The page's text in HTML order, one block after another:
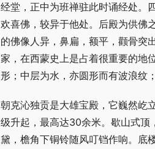
经堂，正中为班禅驻此时诵经处。
欢喜佛，较异于他处。后殿为供佛
的佛像人异，鼻扁，额平，颧骨突
家，在西蒙史上是占着很重要的地
形；中层为水，亦圆形而有波浪纹
朝克沁独贡是大雄宝殿，它巍然屹
级升起，最高达30余米。歇山式顶
黛，檐角下铜铃随风叮铛作响。底